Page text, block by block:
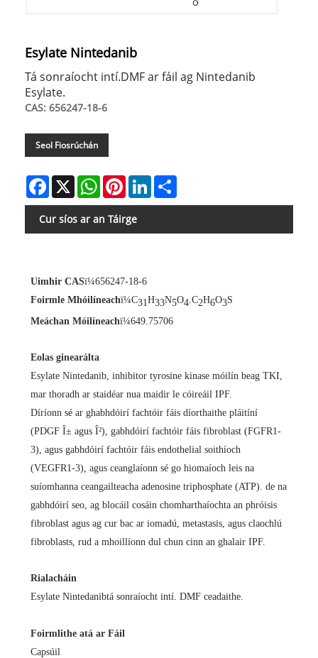
Esylate Nintedanib
Tá sonraíocht intí.DMF ar fáil ag Nintedanib
Esylate.
CAS: 656247-18-6
Seol Fiosrúchán
Facebook
X WhatsAppPinterestLinkedIn
Cur síos ar an Táirge
Uimhir CASï¼656247-18-6
Foirmle Mhóilíneachï¼C31 H33N5O4.C2H6O3S
Meáchan Móilíneachï¼649.75706
Eolas ginearálta
Esylate Nintedanib, inhibitor tyrosine kinase móilín beag TKI,
mar thoradh ar staidéar nua maidir le cóireáil IPF.
Díríonn sé ar ghabhdóirí fachtóir fáis díorthaithe pláitíní
(PDGF Î± agus Î²), gabhdóirí fachtóir fáis fibroblast (FGFR1-
3), agus gabhdóirí fachtóir fáis endothelial soithíoch
(VEGFR1-3), agus ceanglaíonn sé go hiomaíoch leis na
suíomhanna ceangailteacha adenosine triphosphate (ATP). de na
gabhdóirí seo, ag blocáil cosáin chomharthaíochta an phróisis
fibroblast agus ag cur bac ar iomadú, metastasis, agus claochlú
fibroblasts, rud a mhoillíonn dul chun cinn an ghalair IPF.
Rialacháin
Esylate Nintedanibtá sonraíocht intí. DMF ceadaithe.
Foirmlithe atá ar Fáil
Capsúil